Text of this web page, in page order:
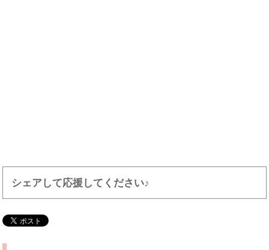
シェアして応援してください♪